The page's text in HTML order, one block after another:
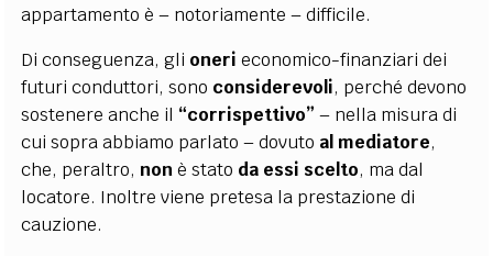
appartamento è – notoriamente – difficile.
Di conseguenza, gli onerieconomico-finanziari dei
futuri conduttori, sono considerevoli, perché devono
sostenere anche il “corrispettivo” – nella misura di
cui sopra abbiamo parlato – dovuto al mediatore,
che, peraltro, nonè stato da essi scelto, ma dal
locatore. Inoltre viene pretesa la prestazione di
cauzione.